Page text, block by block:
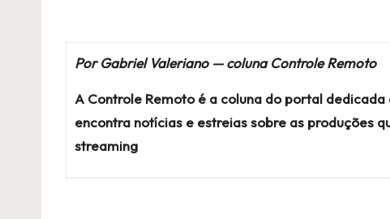
Por Gabriel Valeriano — coluna Controle Remoto
A Controle Remoto é a coluna do portal
encontra notícias e estreias sobre as produções
streaming